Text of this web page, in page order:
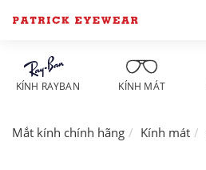
KÍNH RAYBAN KÍNH MÁT
Mắt kính chính hãng Kính mát